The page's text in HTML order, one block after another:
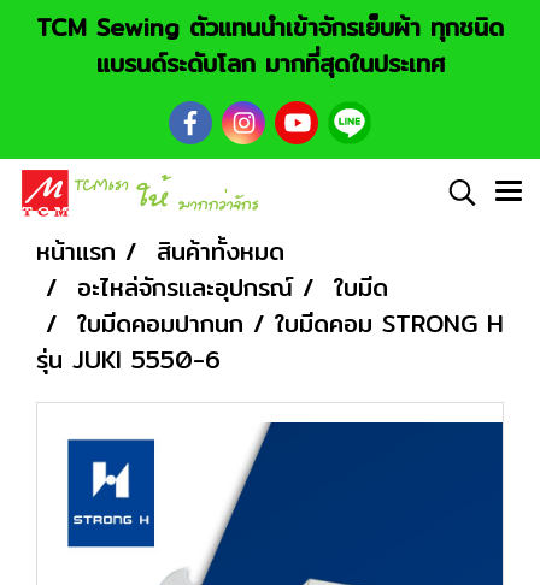
TCM Sewing ตัวแทนนำเข้าจักรเย็บผ้า ทุกชนิด
แบรนด์ระดับโลก มากที่สุดในประเทศ
หน้าแรก
สินค้าทั้งหมด
อะไหล่จักรและอุปกรณ์
ใบมีด
ใบมีดคอมปากนก / ใบมีดคอม STRONG H
รุ่น JUKI 5550-6